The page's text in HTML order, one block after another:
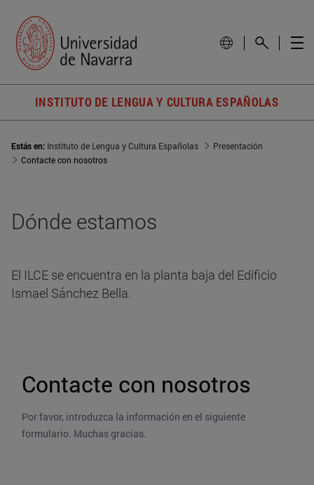
INSTITUTO DE LENGUA Y CULTURA ESPAÑOLAS
Estás en: Instituto de Lengua y Cultura Españolas
Presentación
Contacte con nosotros
Dónde estamos
El ILCE se encuentra en la planta baja del Edificio
Ismael Sánchez Bella.
Contacte con nosotros
Por favor, introduzca la información en el siguiente
formulario. Muchas gracias.